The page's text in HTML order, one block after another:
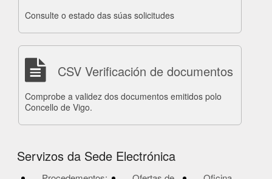
Consulte o estado das súas solicitudes
CSV Verificación de documentos
Comprobe a validez dos documentos emitidos polo
Concello de Vigo.
Servizos da Sede Electrónica